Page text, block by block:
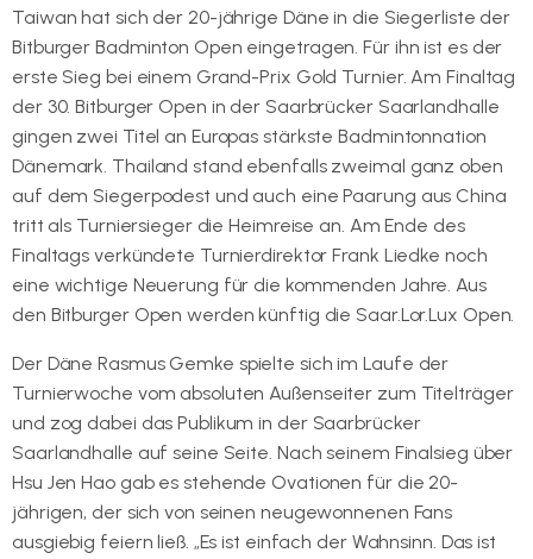
Taiwan hat sich der 20-jährige Däne in die Siegerliste der
Bitburger Badminton Open eingetragen. Für ihn ist es der
erste Sieg bei einem Grand-Prix Gold Turnier. Am Finaltag
der 30. Bitburger Open in der Saarbrücker Saarlandhalle
gingen zwei Titel an Europas stärkste Badmintonnation
Dänemark. Thailand stand ebenfalls zweimal ganz oben
auf dem Siegerpodest und auch eine Paarung aus China
tritt als Turniersieger die Heimreise an. Am Ende des
Finaltags verkündete Turnierdirektor Frank Liedke noch
eine wichtige Neuerung für die kommenden Jahre. Aus
den Bitburger Open werden künftig die Saar.Lor.Lux Open.
Der Däne Rasmus Gemke spielte sich im Laufe der
Turnierwoche vom absoluten Außenseiter zum Titelträger
und zog dabei das Publikum in der Saarbrücker
Saarlandhalle auf seine Seite. Nach seinem Finalsieg über
Hsu Jen Hao gab es stehende Ovationen für die 20-
jährigen, der sich von seinen neugewonnenen Fans
ausgiebig feiern ließ. „Es ist einfach der Wahnsinn. Das ist